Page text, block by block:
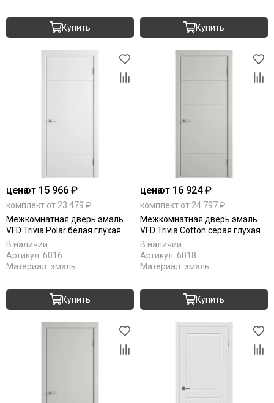
Купить Купить
ценаот 15 966 ₽
комплект от 23 479 ₽
Межкомнатная дверь эмаль
VFD Trivia Polar белая глухая
В наличии
Артикул: 6016
Материал: эмаль
Купить
ценаот 16 924 ₽
комплект от 24 797 ₽
Межкомнатная дверь эмаль
VFD Trivia Cotton серая глухая
В наличии
Артикул: 6018
Материал: эмаль
Купить